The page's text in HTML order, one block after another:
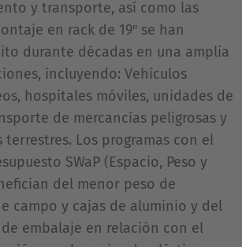
y transporte, así como las
en rack de 19″ se han
durante décadas en una amplia
incluyendo: Vehículos
hospitales móviles, unidades de
de mercancías peligrosas y
Los programas con el
SWaP (Espacio, Peso y
del menor peso de
campo y cajas de aluminio y del
embalaje en relación con el